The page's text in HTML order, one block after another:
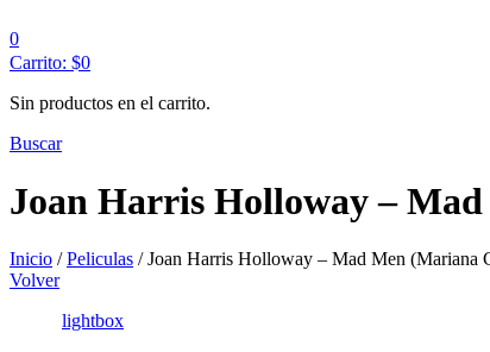
0
Carrito: $0
Sin productos en el carrito.
Buscar
Joan Harris Holloway –
Inicio / Peliculas /Joan Harris Holloway – Mad Men (Mariana
Volver
lightbox